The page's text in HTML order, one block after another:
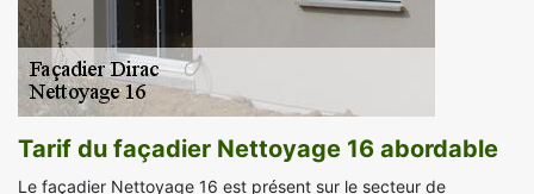
Tarif du façadier Nettoyage 16 abordable
Le façadier Nettoyage 16 est présent sur le secteur de